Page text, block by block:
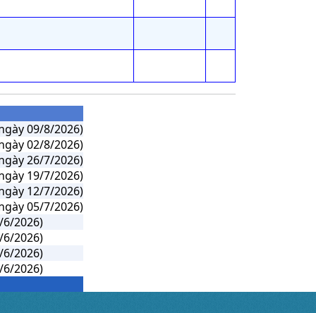
09/8/2026)
02/8/2026)
26/7/2026)
19/7/2026)
12/7/2026)
05/7/2026)
2026)
2026)
2026)
2026)